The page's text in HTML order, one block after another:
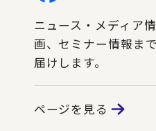
ニュース・メディア
画、セミナー情報ま
届けします。
ページを見る